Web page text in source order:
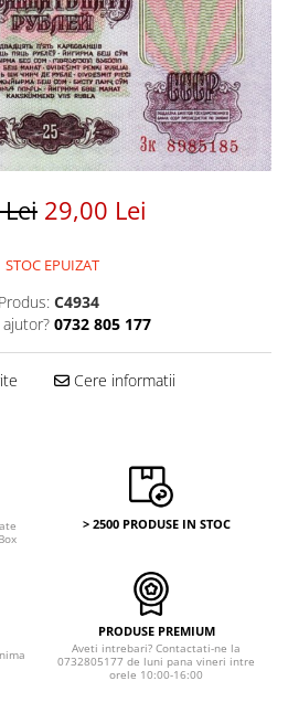
29,00 Lei
STOC EPUIZAT
C4934
0732 805 177
Cere informatii
> 2500 PRODUSE IN STOC
PRODUSE PREMIUM
Aveti intrebari? Contactati-ne la
0732805177 de luni pana vineri intre
orele 10:00-16:00